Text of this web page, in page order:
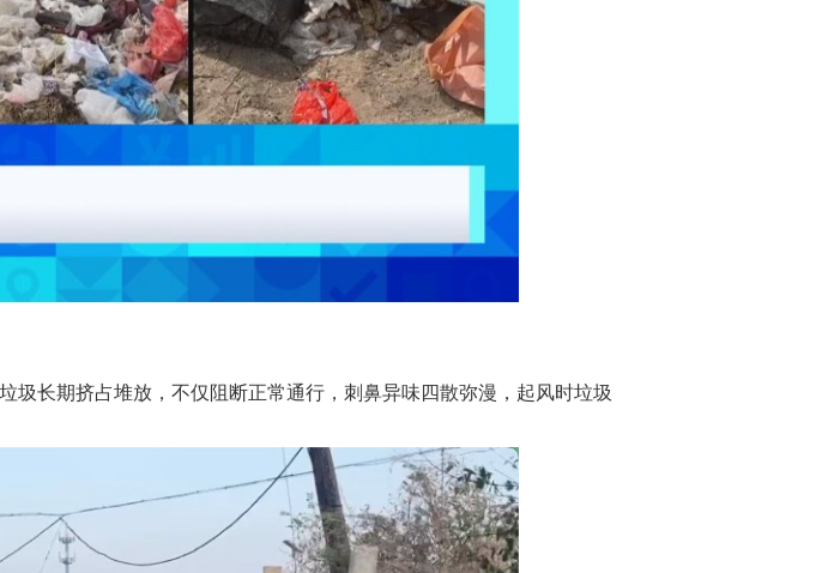
圾长期挤占堆放，不仅阻断正常通行，刺鼻异味四散弥漫，起风时垃圾